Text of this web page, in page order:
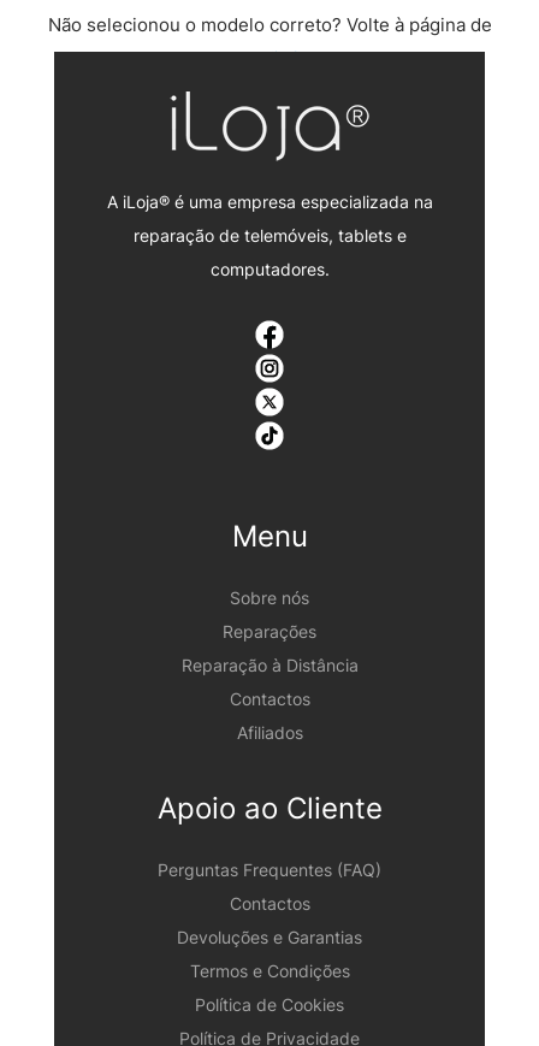
Não selecionou o modelo correto? Volte à página de
reparação iPad.
A iLoja® é uma empresa especializada na
reparação de telemóveis, tablets e
computadores.
Menu
Sobre nós
Reparações
Reparação à Distância
Contactos
Afiliados
Apoio ao Cliente
Perguntas Frequentes (FAQ)
Contactos
Devoluções e Garantias
Termos e Condições
Política de Cookies
Política de Privacidade